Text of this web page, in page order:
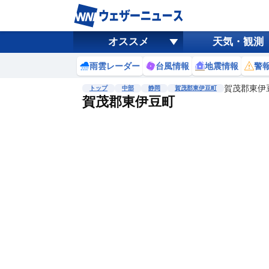
オススメ 天気・観測
雨雲レーダー 台風情報 地震情報 警
トップ 中部 静岡 賀茂郡東伊豆町 賀茂郡東伊
賀茂郡東伊豆町